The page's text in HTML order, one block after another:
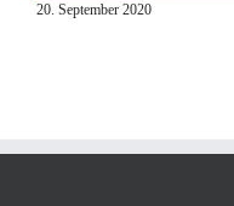
20. September 2020